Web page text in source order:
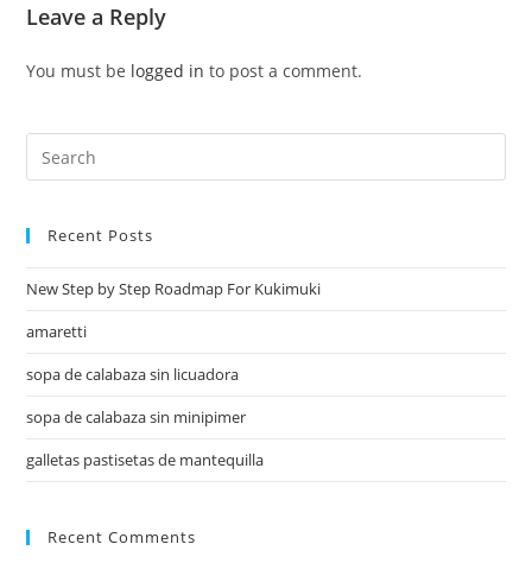
Leave a Reply
You must be logged in to post a comment.
Recent Posts
New Step by Step Roadmap For Kukimuki
amaretti
sopa de calabaza sin licuadora
sopa de calabaza sin minipimer
galletas pastisetas de mantequilla
Recent Comments